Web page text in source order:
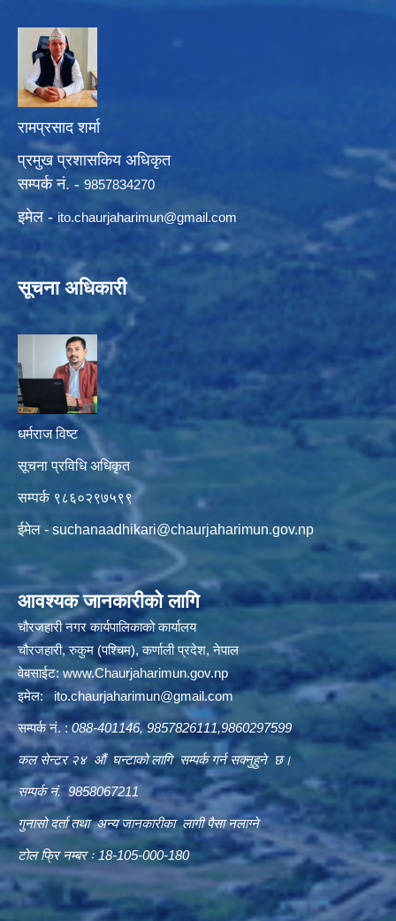
रामप्रसाद शर्मा
प्रमुख प्रशासकिय अधिकृत
सम्पर्क नं. - 9857834270
इमेल - ito.chaurjaharimun@gmail.com
सूचना अधिकारी
धर्मराज विष्ट
सूचना प्रविधि अधिकृत
सम्पर्क ९८६०२९७५९९
ईमेल -suchanaadhikari@chaurjaharimun.gov.np
आवश्यक जानकारीको लागि
चौरजहारी नगर कार्यपालिकाको कार्यालय
चौरजहारी, रुकुम (पश्चिम), कर्णाली प्रदेश, नेपाल
वेबसाईट:www.Chaurjaharimun.gov.np
इमेल: ito.chaurjaharimun@gmail.com
सम्पर्क नं. :088-401146, 9857826111,9860297599
कल सेन्टर २४ औं घन्टाको लागि सम्पर्क गर्न सक्नुहुने छ।
सम्पर्क नं. 9858067211
गुनासो दर्ता तथा अन्य जानकारीका लागी पैसा नलाग्ने
टोल फ्रि नम्बर ः 18-105-000-180